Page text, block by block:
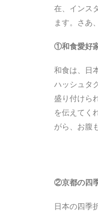
在、インス
ます。さあ
①和食愛好
和食は、日
ハッシュタ
盛り付けら
を伝えてく
がら、お腹
②京都の四
日本の四季